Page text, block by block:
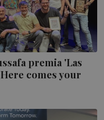
premia 'Las
comes your